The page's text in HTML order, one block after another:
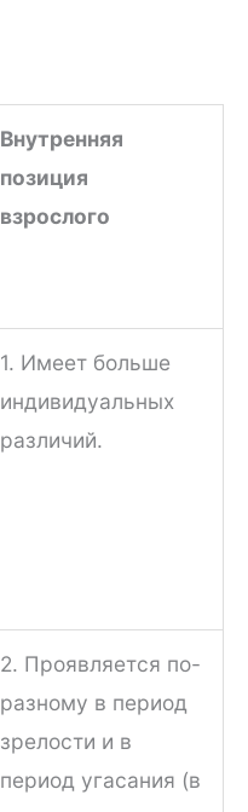
Внутренняя
позиция
взрослого
1. Имеет больше
индивидуальных
различий.
2. Проявляется по-
разному в период
зрелости и в
период угасания (в